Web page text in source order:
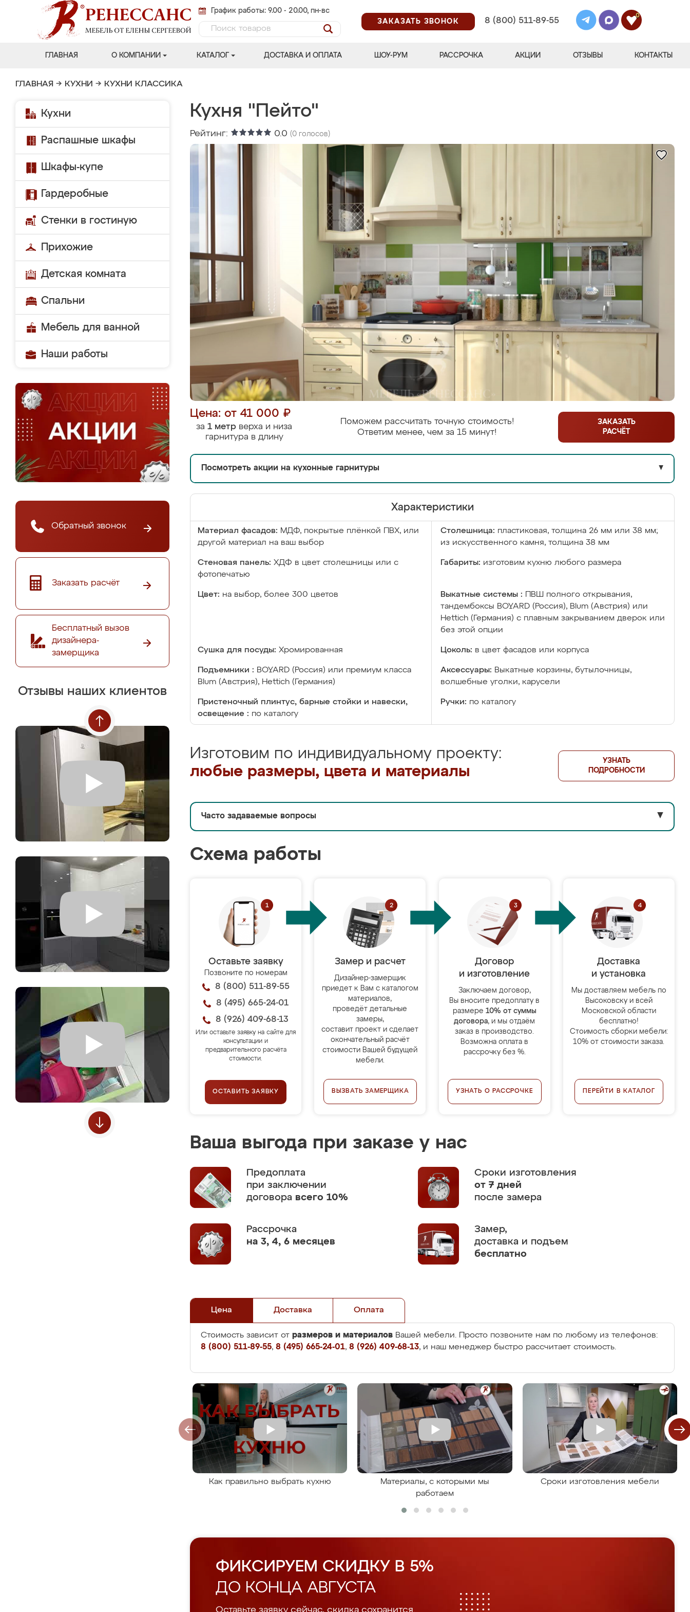
График работы: 9.00 - 20.00, пн-вс
ЗАКАЗАТЬ ЗВОНОК
8 (800) 511-89-55
0
ГЛАВНАЯ О КОМПАНИИ КАТАЛОГ ДОСТАВКА И ОПЛАТА ШОУ-РУМ РАССРОЧКА АКЦИИ ОТЗЫВЫ КОНТАКТЫ
ГЛАВНАЯ → КУХНИ → КУХНИ КЛАССИКА
Кухни
Распашные шкафы
Шкафы-купе
Гардеробные
Стенки в гостиную
Прихожие
Детская комната
Спальни
Мебель для ванной
Наши работы
Обратный звонок
Заказать расчёт
Бесплатный вызов
дизайнера-
замерщика
Отзывы наших клиентов
Кухня "Пейто"
Рейтинг: 0.0 (0 голосов)
Цена: от 41 000 ₽
за 1 метр верха и низа
гарнитура в длину
Поможем рассчитать точную стоимость!
Ответим менее, чем за 15 минут!
ЗАКАЗАТЬ
РАСЧЁТ
Посмотреть акции на кухонные гарнитуры ▼
Характеристики
Материал фасадов: МДФ, покрытые плёнкой ПВХ, или
другой материал на ваш выбор
Столешница: пластиковая, толщина 26 мм или 38 мм;
из искусственного камня, толщина 38 мм
Стеновая панель: ХДФ в цвет столешницы или с
фотопечатью
Габариты: изготовим кухню любого размера
Цвет: на выбор, более 300 цветов Выкатные системы :
ПВШ полного открывания,
тандембоксы BOYARD (Россия), Blum (Австрия) или
Hettich (Германия) с плавным закрыванием дверок или
без этой опции
Сушка для посуды: Хромированная Цоколь: в цвет фасадов или корпуса
Подъемники : BOYARD (Россия) или премиум класса
Blum (Австрия), Hettich (Германия)
Аксессуары: Выкатные корзины, бутылочницы,
волшебные уголки, карусели
Пристеночный плинтус, барные стойки и навески,
освещение : по каталогу
Ручки: по каталогу
Изготовим по индивидуальному проекту:
любые размеры, цвета и материалы
УЗНАТЬ
ПОДРОБНОСТИ
Часто задаваемые вопросы ▼
Схема работы
Оставьте заявку
Позвоните по номерам
8 (800) 511-89-55
8 (495) 665-24-01
8 (926) 409-68-13
Или оставьте заявку на сайте для
консультации и
предварительного расчёта
стоимости.
ОСТАВИТЬ ЗАЯВКУ
Замер и расчет
Дизайнер-замерщик
приедет к Вам с каталогом
материалов,
проведёт детальные
замеры,
составит проект и сделает
окончательный расчёт
стоимости Вашей будущей
мебели.
ВЫЗВАТЬ ЗАМЕРЩИКА
Договор
и изготовление
Заключаем договор,
Вы вносите предоплату в
размере 10% от суммы
договора, и мы отдаём
заказ в производство.
Возможна оплата в
рассрочку без %.
УЗНАТЬ О РАССРОЧКЕ
Доставка
и установка
Мы доставляем мебель по
Высоковску и всей
Московской области
бесплатно!
Стоимость сборки мебели:
10% от стоимости заказа.
ПЕРЕЙТИ В КАТАЛОГ
Ваша выгода при заказе у нас
Предоплата
при заключении
договора всего 10%
Сроки изготовления
от 7 дней
после замера
Рассрочка
на 3, 4, 6 месяцев
Замер,
доставка и подъем
бесплатно
Цена Доставка Оплата
Стоимость зависит от размеров и материалов Вашей мебели. Просто позвоните нам по любому из телефонов:
8 (800) 511-89-55, 8 (495) 665-24-01, 8 (926) 409-68-13, и наш менеджер быстро рассчитает стоимость.
Как правильно выбрать кухню
Материалы, с которыми мы
работаем
Сроки изготовления мебели
ФИКСИРУЕМ СКИДКУ В 5%
ДО КОНЦА АВГУСТА
Оставьте заявку сейчас, скидка сохранится.